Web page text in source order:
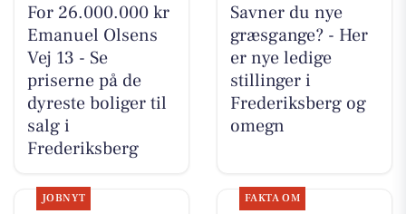
For 26.000.000 kr
Emanuel Olsens
Vej 13 - Se
priserne på de
dyreste boliger til
salg i
Frederiksberg
Savner du nye
græsgange? - Her
er nye ledige
stillinger i
Frederiksberg og
omegn
JOBNYT FAKTA OM